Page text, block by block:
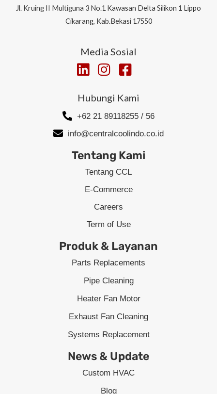
Jl. Kruing II Multiguna 3 No.1 Kawasan Delta Silikon 1 Lippo
Cikarang, Kab.Bekasi 17550
Media Sosial
Hubungi Kami
+62 21 89118255 / 56
info@centralcoolindo.co.id
Tentang Kami
Tentang CCL
E-Commerce
Careers
Term of Use
Produk & Layanan
Parts Replacements
Pipe Cleaning
Heater Fan Motor
Exhaust Fan Cleaning
Systems Replacement
News & Update
Custom HVAC
Blog